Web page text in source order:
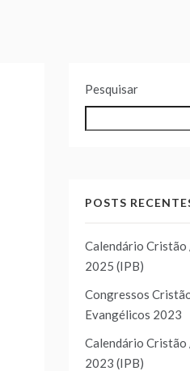
Pesquisar
POSTS
Calendário
2025 (IPB)
Congressos
Evangélicos 2023
Calendário
2023 (IPB)